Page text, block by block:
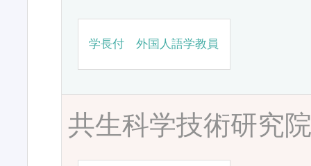
学長付 外国人語学教員
共生科学技術研究